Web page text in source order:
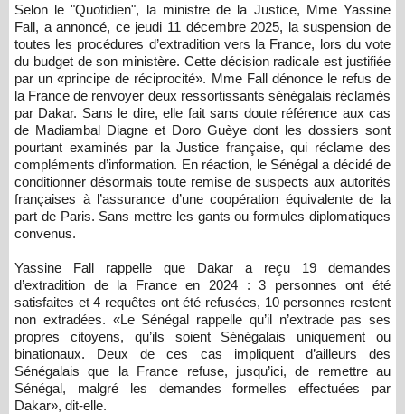
Selon le "Quotidien", la ministre de la Justice, Mme Yassine
Fall, a annoncé, ce jeudi 11 décembre 2025, la suspension de
toutes les procédures d’extradition vers la France, lors du vote
du budget de son ministère. Cette décision radicale est justifiée
par un «principe de réciprocité». Mme Fall dénonce le refus de
la France de renvoyer deux ressortissants sénégalais réclamés
par Dakar. Sans le dire, elle fait sans doute référence aux cas
de Madiambal Diagne et Doro Guèye dont les dossiers sont
pourtant examinés par la Justice française, qui réclame des
compléments d’information. En réaction, le Sénégal a décidé de
conditionner désormais toute remise de suspects aux autorités
françaises à l’assurance d’une coopération équivalente de la
part de Paris. Sans mettre les gants ou formules diplomatiques
convenus.
Yassine Fall rappelle que Dakar a reçu 19 demandes
d’extradition de la France en 2024 : 3 personnes ont été
satisfaites et 4 requêtes ont été refusées, 10 personnes restent
non extradées. «Le Sénégal rappelle qu’il n’extrade pas ses
propres citoyens, qu’ils soient Sénégalais uniquement ou
binationaux. Deux de ces cas impliquent d’ailleurs des
Sénégalais que la France refuse, jusqu’ici, de remettre au
Sénégal, malgré les demandes formelles effectuées par
Dakar», dit-elle.